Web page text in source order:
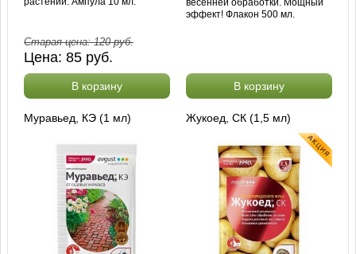
Старая цена:120руб.
Цена:85 руб.
В корзину
весенней обработки. Мощный
эффект! Флакон 500 мл.
В корзину
Муравьед, КЭ (1 мл) Жукоед, СК (1,5 мл)